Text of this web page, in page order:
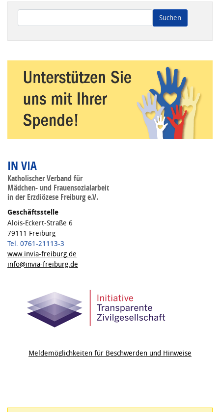
Wenn die Ergebnisse der automatischen Vervollständigung
IN VIA
Katholischer Verband für
Mädchen- und Frauensozialarbeit
in der Erzdiözese Freiburg e.V.
Geschäftsstelle
Alois-Eckert-Straße 6
79111 Freiburg
Tel. 0761-21113-3
www.invia-freiburg.de
info@invia-freiburg.de
Meldemöglichkeiten für Beschwerden und Hinweise